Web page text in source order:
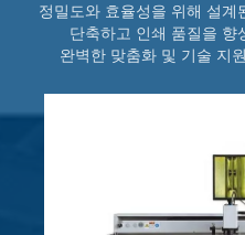
단축하고 인쇄 품질을 향
완벽한 맞춤화 및 기술 지